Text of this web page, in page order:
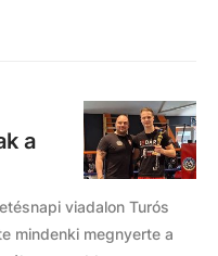
a
viadalon Turós
mindenki megnyerte a